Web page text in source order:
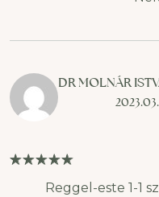
DR MOLNÁR
Reggel-este 1-1